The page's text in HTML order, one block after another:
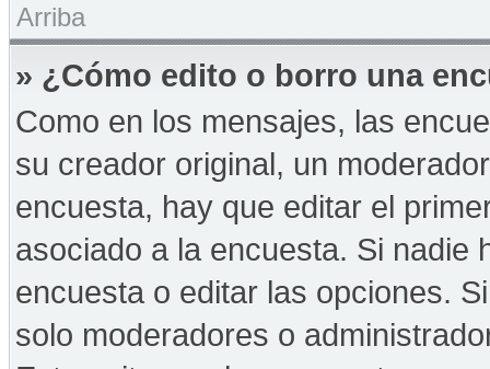
Arriba
» ¿Cómo edito o borro una
Como en los mensajes, las
su creador original, un
encuesta, hay que editar el
asociado a la encuesta. Si nadie
encuesta o editar las opciones.
solo moderadores o